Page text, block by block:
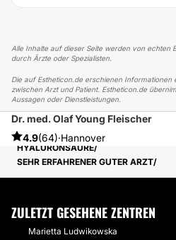
Alle Inhalte auf dieser Seite werden von echten
durch Ärzte oder Spezialisten.
Die auf Estheticon.de erschienen Informationen
zwischen Arzt und Patient. Estheticon.de
Aussagen oder Dienstleistungen.
Dr. med. Olaf Young Fleischer
4.9(64)·Hannover
ESTHETICON
ERFAHRUNGSBERICHTE
ERFAHRUNGSBERICHTE ÜBER
YALURONSÄURE
SEHR ERFAHRENER GUTER ARZT
ZULETZT GESEHENE ZENTREN
Marietta Ludwikowska